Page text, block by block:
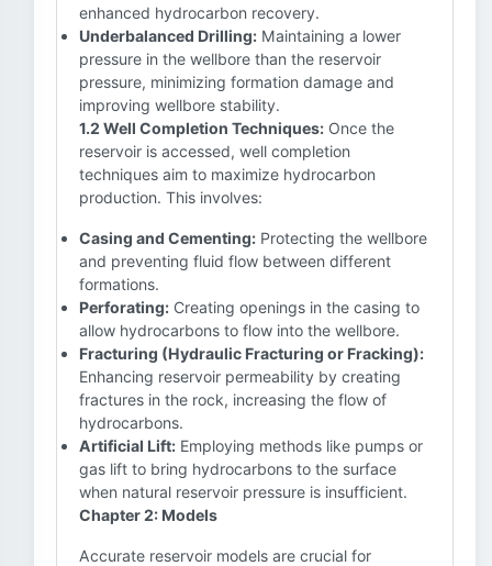
enhanced hydrocarbon recovery.
Underbalanced Drilling: Maintaining a lower
pressure in the wellbore than the reservoir
pressure, minimizing formation damage and
improving wellbore stability.
1.2 Well Completion Techniques: Once the
reservoir is accessed, well completion
techniques aim to maximize hydrocarbon
production. This involves:
Casing and Cementing: Protecting the wellbore
and preventing fluid flow between different
formations.
Perforating: Creating openings in the casing to
allow hydrocarbons to flow into the wellbore.
Fracturing (Hydraulic Fracturing or Fracking):
Enhancing reservoir permeability by creating
fractures in the rock, increasing the flow of
hydrocarbons.
Artificial Lift: Employing methods like pumps or
gas lift to bring hydrocarbons to the surface
when natural reservoir pressure is insufficient.
Chapter 2: Models
Accurate reservoir models are crucial for